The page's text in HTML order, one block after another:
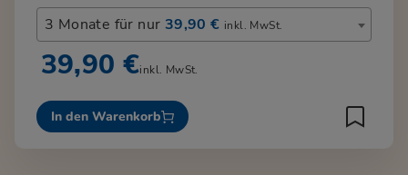
3 Monate für nur 39,90 € inkl. MwSt.
39,90 €inkl. MwSt.
In den Warenkorb